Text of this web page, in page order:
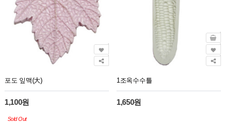
포도 잎맥(大)
1,100원
Sold Out
1조옥수수틀
1,650원